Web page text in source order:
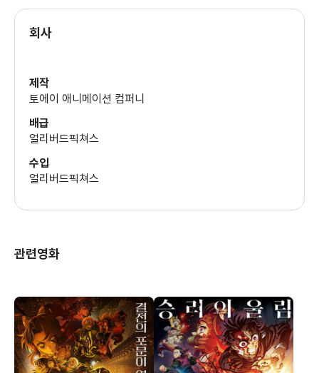
회사
제작
토에이 애니메이션 컴퍼니
배급
얼리버드픽쳐스
수입
얼리버드픽쳐스
관련영화